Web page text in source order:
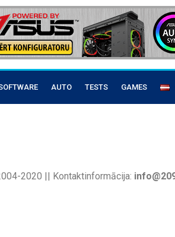
AUTO TESTS GAMES
2020 || Kontaktinformācija: